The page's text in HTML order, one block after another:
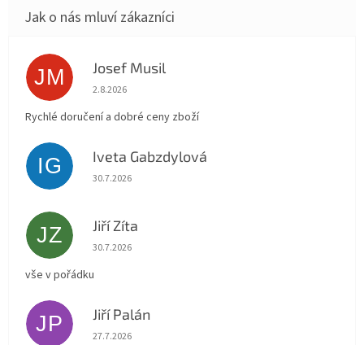
JM Josef Musil
Hodnocení obchodu je 5 z 5 hvězdiček.
2.8.2026
Rychlé doručení a dobré ceny zboží
IG Iveta Gabzdylová
Hodnocení obchodu je 5 z 5 hvězdiček.
30.7.2026
JZ Jiří Zíta
Hodnocení obchodu je 5 z 5 hvězdiček.
30.7.2026
vše v pořádku
JP Jiří Palán
Hodnocení obchodu je 5 z 5 hvězdiček.
27.7.2026